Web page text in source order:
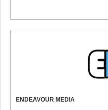
ENDEAVOUR MEDIA